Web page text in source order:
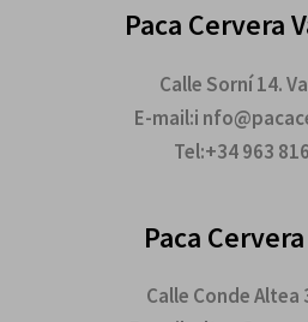
Paca Cervera
Calle Sorní 14.
E-mail:i
Tel:+34 963
Paca
Calle Conde Altea